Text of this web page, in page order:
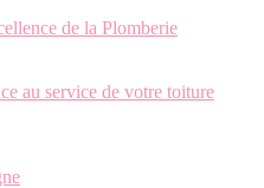
de la Plomberie
au service de votre toiture